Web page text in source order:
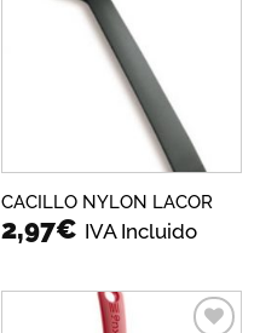
CACILLO NYLON LACOR
2,97€ IVA Incluido